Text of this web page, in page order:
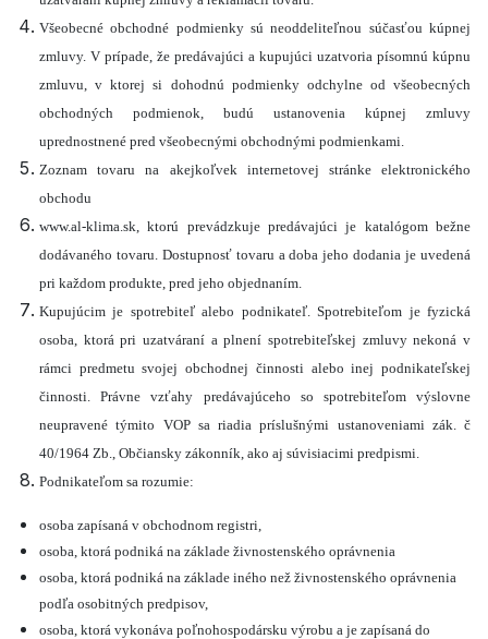
Všeobecné obchodné podmienky sú neoddeliteľnou súčasťou kúpnej
zmluvy. V prípade, že predávajúci a kupujúci uzatvoria písomnú kúpnu
zmluvu, v ktorej si dohodnú podmienky odchylne od všeobecných
obchodných podmienok, budú ustanovenia kúpnej zmluvy
uprednostnené pred všeobecnými obchodnými podmienkami.
Zoznam tovaru na akejkoľvek internetovej stránke elektronického
obchodu
www.al-klima.sk, ktorú prevádzkuje predávajúci je katalógom bežne
dodávaného tovaru. Dostupnosť tovaru a doba jeho dodania je uvedená
pri každom produkte, pred jeho objednaním.
Kupujúcim je spotrebiteľ alebo podnikateľ. Spotrebiteľom je fyzická
osoba, ktorá pri uzatváraní a plnení spotrebiteľskej zmluvy nekoná v
rámci predmetu svojej obchodnej činnosti alebo inej podnikateľskej
činnosti. Právne vzťahy predávajúceho so spotrebiteľom výslovne
neupravené týmito VOP sa riadia príslušnými ustanoveniami zák. č
40/1964 Zb., Občiansky zákonník, ako aj súvisiacimi predpismi.
Podnikateľom sa rozumie:
osoba zapísaná v obchodnom registri,
osoba, ktorá podniká na základe živnostenského oprávnenia
osoba, ktorá podniká na základe iného než živnostenského oprávnenia
podľa osobitných predpisov,
osoba, ktorá vykonáva poľnohospodársku výrobu a je zapísaná do